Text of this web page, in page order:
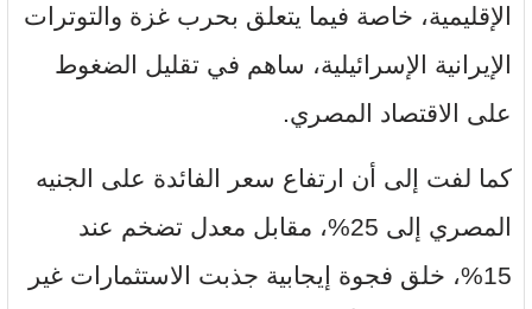
الإقليمية، خاصة فيما يتعلق بحرب غزة والتوترات
الإيرانية الإسرائيلية، ساهم في تقليل الضغوط
على الاقتصاد المصري.
كما لفت إلى أن ارتفاع سعر الفائدة على الجنيه
المصري إلى 25%، مقابل معدل تضخم عند
15%، خلق فجوة إيجابية جذبت الاستثمارات غير